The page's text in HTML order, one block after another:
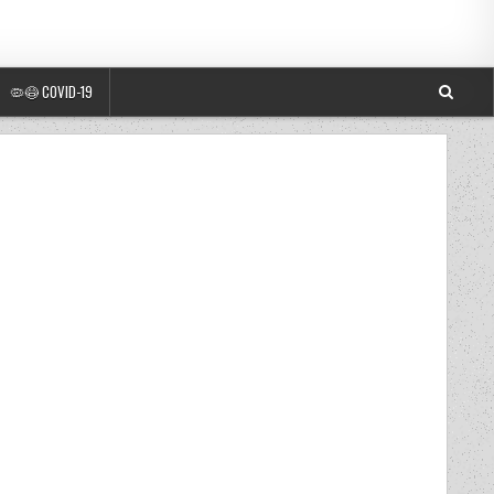
🦠😷 COVID-19